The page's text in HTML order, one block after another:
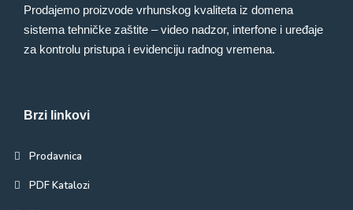
Prodajemo proizvode vrhunskog kvaliteta iz domena
sistema tehničke zaštite – video nadzor, interfone i uređaje
za kontrolu pristupa i evidenciju radnog vremena.
Brzi linkovi
Prodavnica
PDF Katalozi